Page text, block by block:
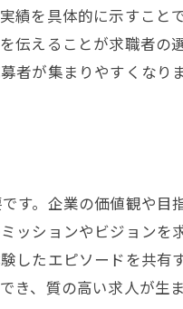
ア成長のアピール
経験の魅力
示法
募者を見つける方法
活用法
な活用術
戦略
績を具体的に示すこと
伝えることが求職者の
者が集まりやすくな
す。企業の価値観や目
ッションやビジョン
したエピソードを共
、質の高い求人が生ま